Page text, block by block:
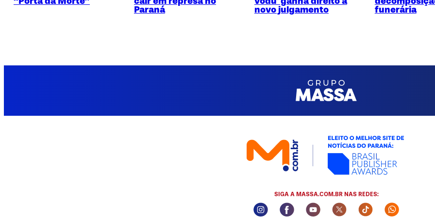
Paraná novo julgamento funerária
SIGA A MASSA.COM.BR NAS REDES:
Instagram Social Media
Facebook Social Media
Youtube Social Media
Twitter Social Media
Tiktok Social